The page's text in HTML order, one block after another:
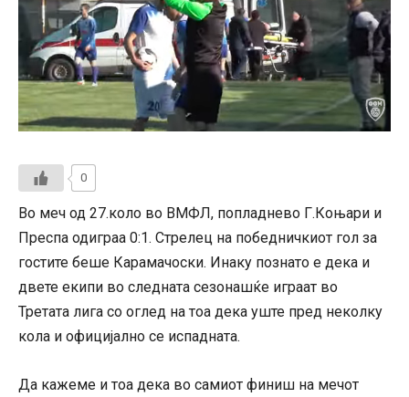
0
Во меч од 27.коло во ВМФЛ, попладнево Г.Коњари и
Преспа одиграа 0:1. Стрелец на победничкиот гол за
гостите беше Карамачоски. Инаку познато е дека и
двете екипи во следната сезонашќе играат во
Третата лига со оглед на тоа дека уште пред неколку
кола и официјално се испадната.
Да кажеме и тоа дека во самиот финиш на мечот